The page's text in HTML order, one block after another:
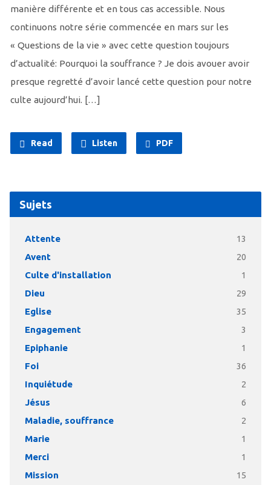
manière différente et en tous cas accessible. Nous
continuons notre série commencée en mars sur les
« Questions de la vie » avec cette question toujours
d’actualité: Pourquoi la souffrance ? Je dois avouer avoir
presque regretté d’avoir lancé cette question pour notre
culte aujourd’hui. […]
Read Listen PDF
Sujets
Attente 13
Avent 20
Culte d'installation 1
Dieu 29
Eglise 35
Engagement 3
Epiphanie 1
Foi 36
Inquiétude 2
Jésus 6
Maladie, souffrance 2
Marie 1
Merci 1
Mission 15